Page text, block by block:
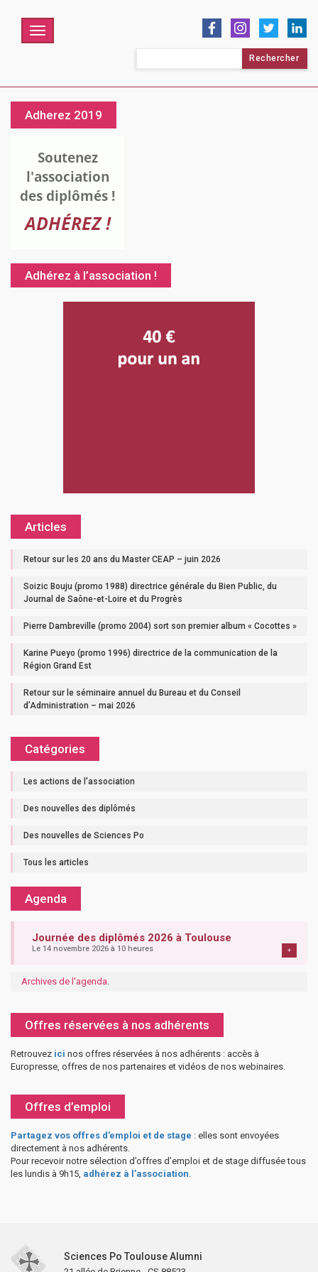
Menu
Adherez 2019
Adhérez à l’association !
Articles
Retour sur les 20 ans du Master CEAP – juin 2026
Soizic Bouju (promo 1988) directrice générale du Bien Public, du
Journal de Saône-et-Loire et du Progrès
Pierre Dambreville (promo 2004) sort son premier album « Cocottes »
Karine Pueyo (promo 1996) directrice de la communication de la
Région Grand Est
Retour sur le séminaire annuel du Bureau et du Conseil
d’Administration – mai 2026
Catégories
Les actions de l'association
Des nouvelles des diplômés
Des nouvelles de Sciences Po
Tous les articles
Agenda
Journée des diplômés 2026 à Toulouse
Le 14 novembre 2026 à 10 heures +
Archives de l'agenda.
Offres réservées à nos adhérents
Retrouvez ici nos offres réservées à nos adhérents : accès à
Europresse, offres de nos partenaires et vidéos de nos webinaires.
Offres d’emploi
Partagez vos offres d’emploi et de stage : elles sont envoyées
directement à nos adhérents.
Pour recevoir notre sélection d’offres d’emploi et de stage diffusée tous
les lundis à 9h15, adhérez à l’association.
Sciences Po Toulouse Alumni